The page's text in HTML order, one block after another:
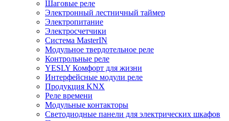
Шаговые реле
Электронный лестничный таймер
Электропитание
Электросчетчики
Система MasterIN
Модульное твердотельное реле
Контрольные реле
YESLY Комфорт для жизни
Интерфейсные модули реле
Продукция KNX
Реле времени
Модульные контакторы
Светодиодные панели для электрических шкафов